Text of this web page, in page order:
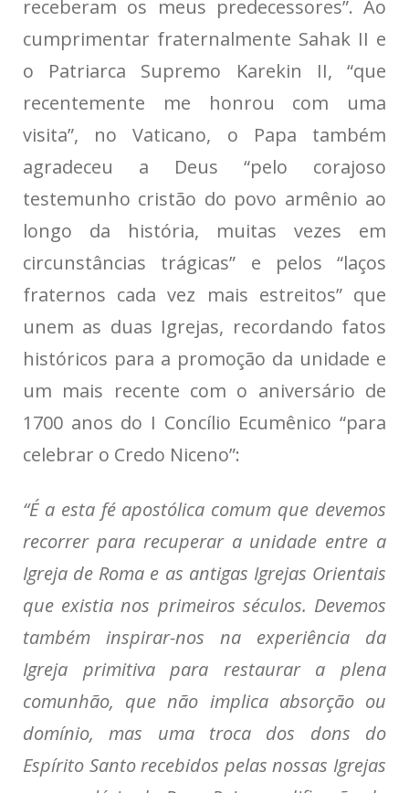
receberam os meus predecessores”. Ao
cumprimentar fraternalmente Sahak II e
o Patriarca Supremo Karekin II, “que
recentemente me honrou com uma
visita”, no Vaticano, o Papa também
agradeceu a Deus “pelo corajoso
testemunho cristão do povo armênio ao
longo da história, muitas vezes em
circunstâncias trágicas” e pelos “laços
fraternos cada vez mais estreitos” que
unem as duas Igrejas, recordando fatos
históricos para a promoção da unidade e
um mais recente com o aniversário de
1700 anos do I Concílio Ecumênico “para
celebrar o Credo Niceno”:
“É a esta fé apostólica comum que devemos
recorrer para recuperar a unidade entre a
Igreja de Roma e as antigas Igrejas Orientais
que existia nos primeiros séculos. Devemos
também inspirar-nos na experiência da
Igreja primitiva para restaurar a plena
comunhão, que não implica absorção ou
domínio, mas uma troca dos dons do
Espírito Santo recebidos pelas nossas Igrejas